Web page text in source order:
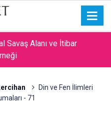
Savaş Alanı ve İtibar
Din ve Fen İlimleri
- 71